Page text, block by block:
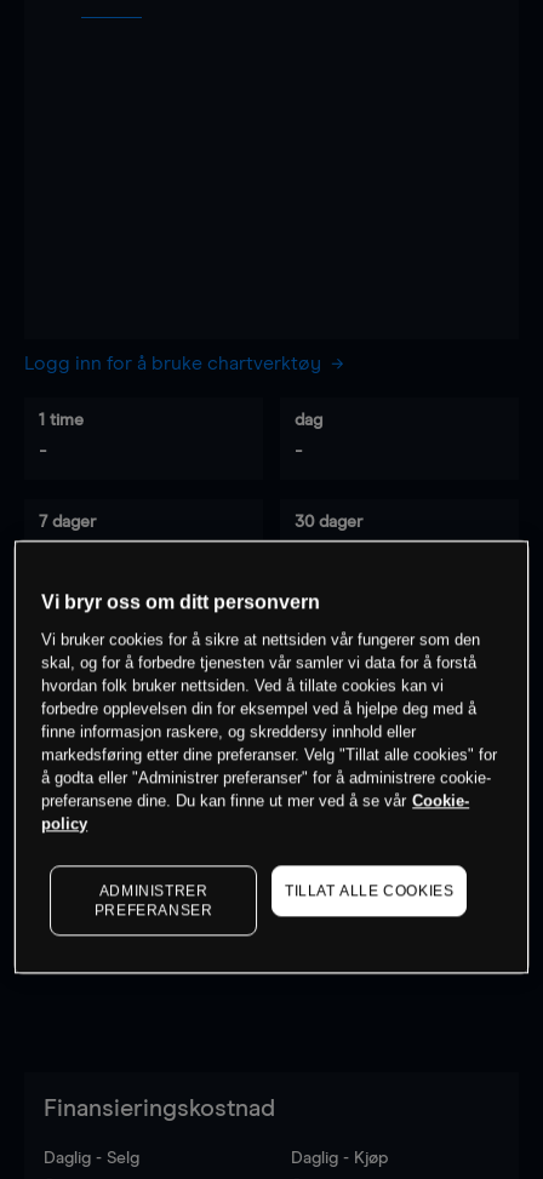
Logg inn for å bruke chartverktøy
1 time
-
dag
-
7 dager 30 dager
0% av kunder erpå dette instrumentet
Søk om konto
Kursene er veiledende. to see latest market data
Finansieringskostnad
Daglig - Selg Daglig - Kjøp
Vi bryr oss om ditt personvern
Vi bruker cookies for å sikre at nettsiden vår fungerer som den
skal, og for å forbedre tjenesten vår samler vi data for å forstå
hvordan folk bruker nettsiden. Ved å tillate cookies kan vi
forbedre opplevelsen din for eksempel ved å hjelpe deg med å
finne informasjon raskere, og skreddersy innhold eller
markedsføring etter dine preferanser. Velg "Tillat alle cookies" for
å godta eller "Administrer preferanser" for å administrere cookie-
preferansene dine. Du kan finne ut mer ved å se vår Cookie-
policy
ADMINISTRER
PREFERANSER
TILLAT ALLE COOKIES